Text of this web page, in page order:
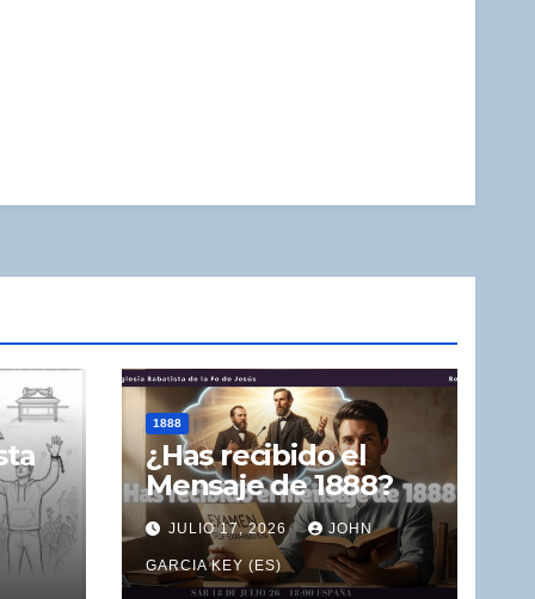
1888
¿Has recibido el
Mensaje de 1888?
JULIO 17, 2026 JOHN
GARCIA KEY (ES)